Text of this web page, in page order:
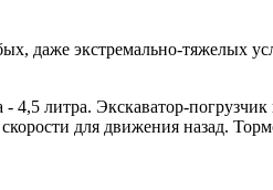
даже экстремально-тяжелых
литра. Экскаватор-погрузчик
для движения назад.